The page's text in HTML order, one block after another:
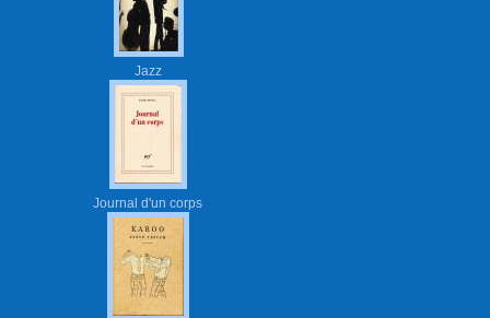
Jazz
Journal d'un corps